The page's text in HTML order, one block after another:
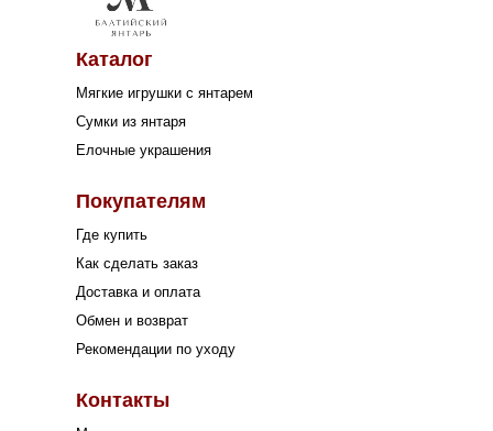
Покупателям
Где купить
Как сделать заказ
Доставка и оплата
Обмен и возврат
Рекомендации по уходу
Каталог
Мягкие игрушки с янтарем
Сумки из янтаря
Елочные украшения
Контакты